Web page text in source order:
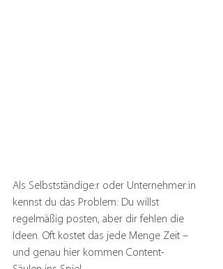
Als Selbstständige:r oder Unternehmer:in
kennst du das Problem: Du willst
regelmäßig posten, aber dir fehlen die
Ideen. Oft kostet das jede Menge Zeit –
und genau hier kommen Content-